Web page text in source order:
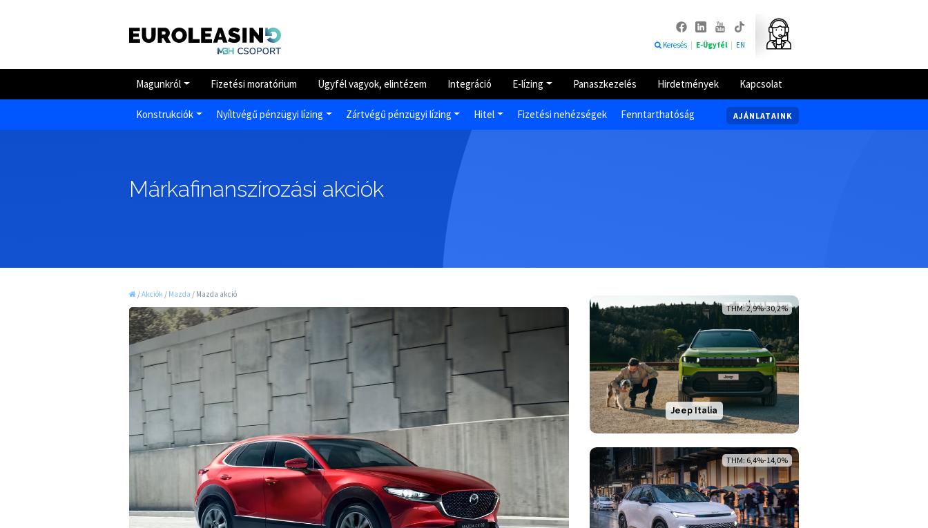
Keresés E-Ügyfél EN
Magunkról Fizetési moratórium Ügyfél vagyok, elintézem Integráció E-lízing Panaszkezelés Hirdetmények Kapcsolat
Konstrukciók Nyíltvégű pénzügyi lízing Zártvégű pénzügyi lízing Hitel Fizetési nehézségek Fenntarthatóság AJÁNLATAINK
Márkafinanszírozási akciók
/Akciók / Mazda / Mazda akció
THM: 2,9%-30,2%
Jeep Italia
THM: 6,4%-14,0%